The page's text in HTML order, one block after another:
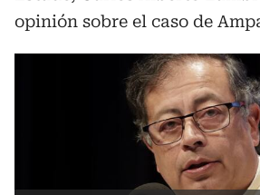
opinión sobre el caso de